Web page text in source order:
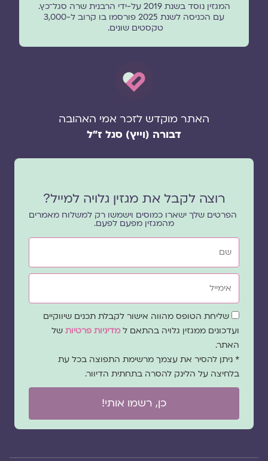
המגזין נוסד בשנת 2019 על-ידי הרבנית שרה סגל־כץ.
עם הכניסה לשנת 2025 פורסמו בו קרוב ל-3,000
טקסטים שונים.
האתר מוקדש לזכר אמי האהובה
דבורה (וייץ) סגל ז"ל
רוצה לקבל את מגזין גלויה למייל?
הפרטים שלך ישארו כמוסים וישמשו רק למשלוח מאמרים
מהמגזין מפעם לפעם.
שם
אימייל
שדהשליחת הטופס מהווה אישור לקבלת תכנים שיווקיים
ועדכונים ממגזין גלויה בהתאם ל מדיניות פרטיותשל
האתר.
* ניתן להסיר את עצמך מרשימת התפוצה בכל עת
בלחיצה על הלינק להסרה בתחתית הדיוור.
כן, רשמו אותי!